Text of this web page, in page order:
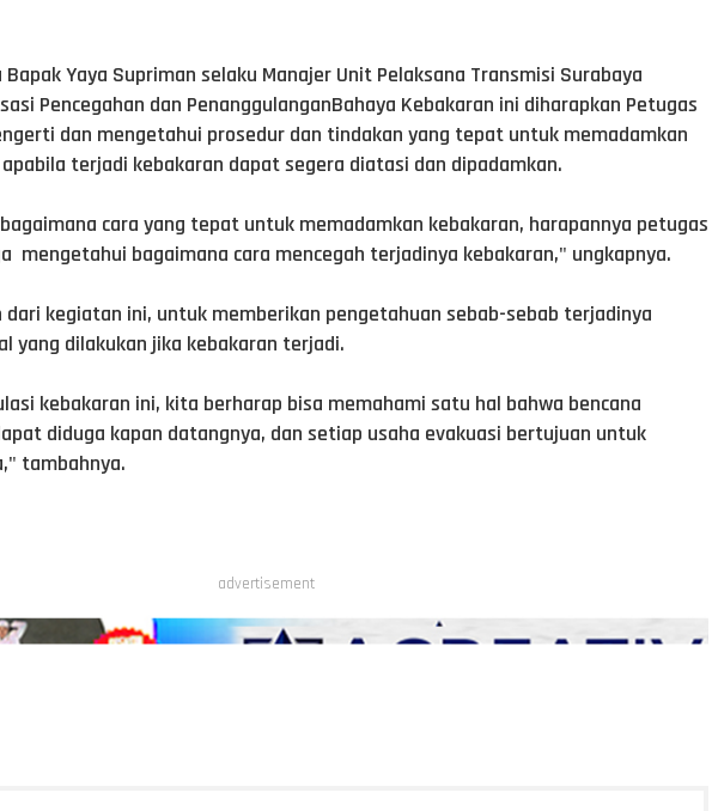
Yaya Supriman selaku Manajer Unit Pelaksana Transmisi Surabaya
Pencegahan dan PenanggulanganBahaya Kebakaran ini diharapkan Petugas
dan mengetahui prosedur dan tindakan yang tepat untuk memadamkan
terjadi kebakaran dapat segera diatasi dan dipadamkan.
cara yang tepat untuk memadamkan kebakaran, harapannya petugas
mengetahui bagaimana cara mencegah terjadinya kebakaran," ungkapnya.
kegiatan ini, untuk memberikan pengetahuan sebab-sebab terjadinya
yang dilakukan jika kebakaran terjadi.
kebakaran ini, kita berharap bisa memahami satu hal bahwa bencana
diduga kapan datangnya, dan setiap usaha evakuasi bertujuan untuk
tambahnya.
advertisement